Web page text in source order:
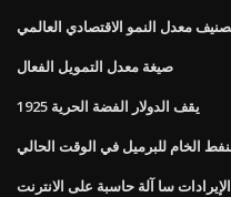
معدل النمو الاقتصادي العالمي
صيغة معدل التمويل الفعال
1925 يقف الدولار الفضة الحرية
الخام للبرميل في الوقت الحالي
الإيرادات سا آلة حاسبة على الانترنت